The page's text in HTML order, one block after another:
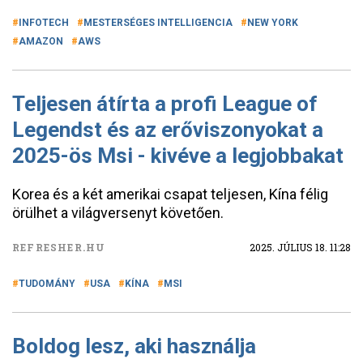
INFOTECH MESTERSÉGES INTELLIGENCIA
NEW YORK
AMAZON
AWS
Teljesen átírta a profi League of
Legendst és az erőviszonyokat a
2025-ös Msi - kivéve a legjobbakat
Korea és a két amerikai csapat teljesen, Kína félig
örülhet a világversenyt követően.
REFRESHER.HU 2025. JÚLIUS 18. 11:28
TUDOMÁNY USA KÍNA MSI
Boldog lesz, aki használja